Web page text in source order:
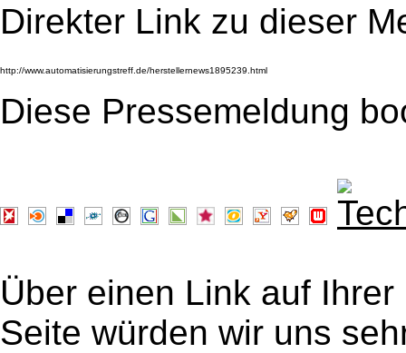
Direkter Link zu dieser
Diese Pressemeldung
Über einen Link auf
Seite würden wir uns